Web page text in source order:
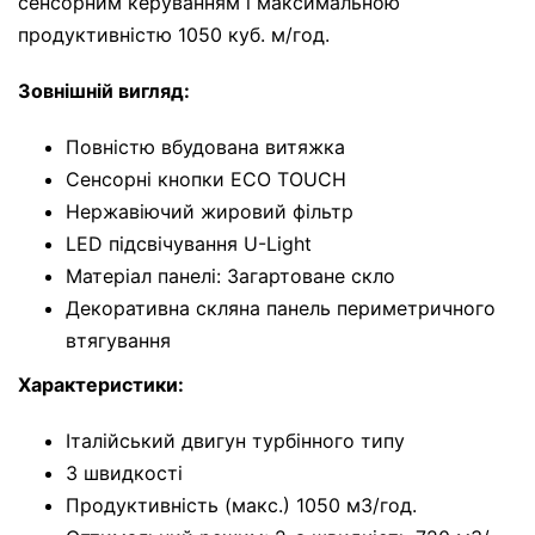
продуктивністю 1050 куб. м/год.
Зовнішній вигляд:
Повністю вбудована витяжка
Сенсорні кнопки ECO TOUCH
Нержавіючий жировий фільтр
LED підсвічування U-Light
Матеріал панелі: Загартоване скло
Декоративна скляна панель периметричного
втягування
Характеристики:
Італійський двигун турбінного типу
3 швидкості
Продуктивність (макс.) 1050 м3/год.